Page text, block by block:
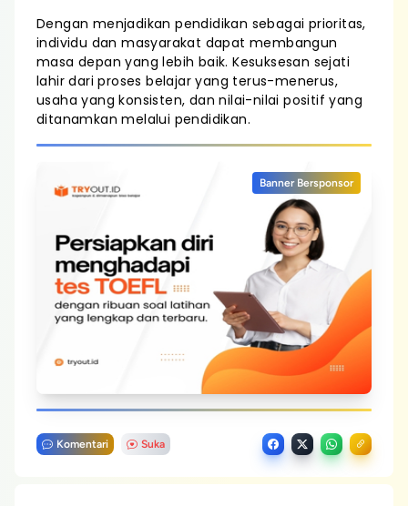
Dengan menjadikan pendidikan sebagai prioritas,
individu dan masyarakat dapat membangun
masa depan yang lebih baik. Kesuksesan sejati
lahir dari proses belajar yang terus-menerus,
usaha yang konsisten, dan nilai-nilai positif yang
ditanamkan melalui pendidikan.
Banner Bersponsor
Komentari Suka